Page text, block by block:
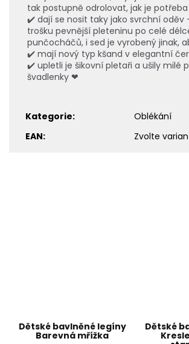
tak postupně odrolovat, jak je potřeba
✔️ dají se nosit taky jako svrchní oděv
trošku pevnější pleteninu po celé
punčocháčů, i sed je vyrobený jinak,
✔️ mají nový typ kšand v elegantní
✔️ upletli je šikovní pletaři a ušily milé
švadlenky ❤
Kategorie:
Oblékání
EAN: Zvolte
Dětské bavlněné legíny
Barevná mřížka
Dětské